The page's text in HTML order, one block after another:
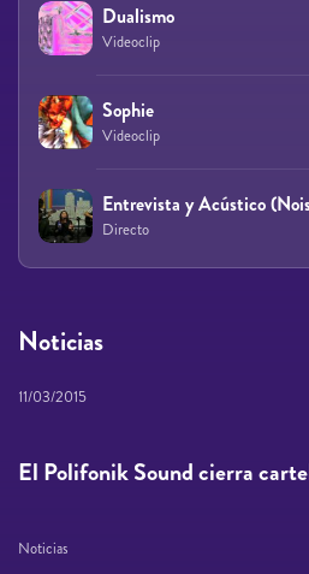
Noticias
11/03/2015
El Polifonik Sound cierra
Noticias
Dualismo
Videoclip
Sophie
Videoclip
Entrevista y Acústico
Directo